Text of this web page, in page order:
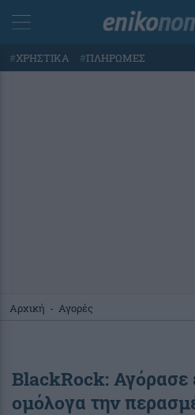
#ΧΡΗΣΤΙΚΑ #ΠΛΗΡΩΜΕΣ
Αρχική - Αγορές
BlackRock: Αγόρασε
ομόλογα την